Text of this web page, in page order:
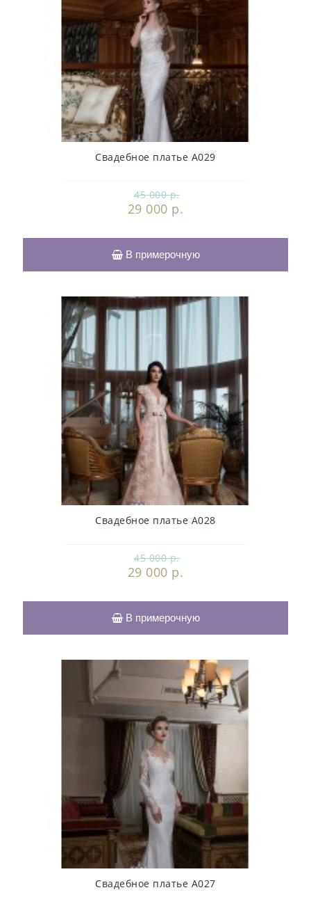
Свадебное платье А029
45 000 р.
29 000 р.
В примерочную
Свадебное платье А028
45 000 р.
29 000 р.
В примерочную
Свадебное платье А027